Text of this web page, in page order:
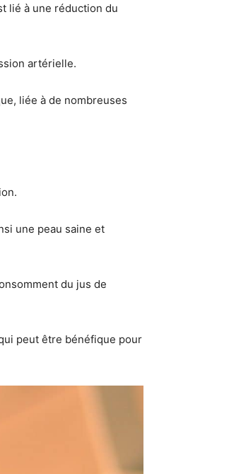
lié à une réduction du
artérielle.
liée à de nombreuses
une peau saine et
du jus de
peut être bénéfique pour